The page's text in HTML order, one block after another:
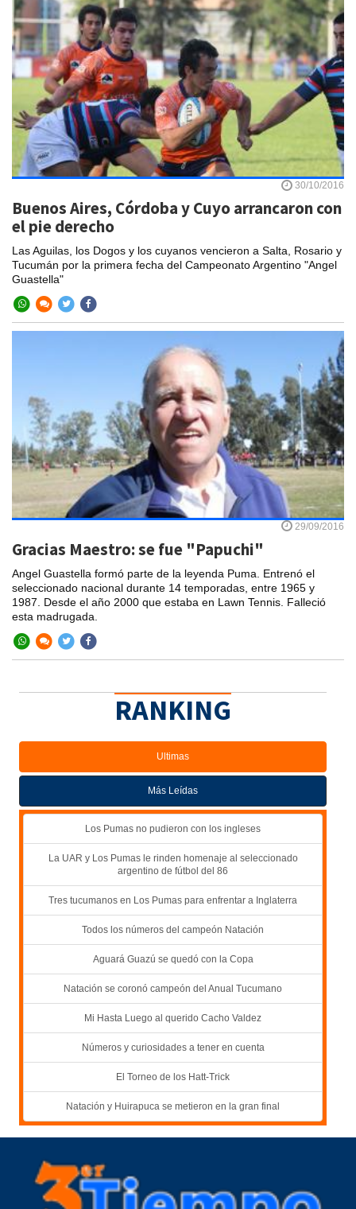
30/10/2016
Buenos Aires, Córdoba y Cuyo arrancaron con
el pie derecho
Las Aguilas, los Dogos y los cuyanos vencieron a Salta, Rosario y
Tucumán por la primera fecha del Campeonato Argentino "Angel
Guastella"
29/09/2016
Gracias Maestro: se fue "Papuchi"
Angel Guastella formó parte de la leyenda Puma. Entrenó el
seleccionado nacional durante 14 temporadas, entre 1965 y
1987. Desde el año 2000 que estaba en Lawn Tennis. Falleció
esta madrugada.
RANKING
Ultimas
Más Leídas
Los Pumas no pudieron con los ingleses
La UAR y Los Pumas le rinden homenaje al seleccionado
argentino de fútbol del 86
Tres tucumanos en Los Pumas para enfrentar a Inglaterra
Todos los números del campeón Natación
Aguará Guazú se quedó con la Copa
Natación se coronó campeón del Anual Tucumano
Mi Hasta Luego al querido Cacho Valdez
Números y curiosidades a tener en cuenta
El Torneo de los Hatt-Trick
Natación y Huirapuca se metieron en la gran final